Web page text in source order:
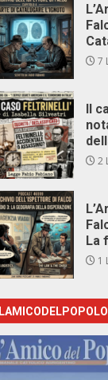
7
Il
2
La
1